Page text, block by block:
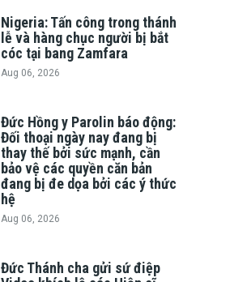
Nigeria: Tấn công trong thánh
lễ và hàng chục người bị bắt
cóc tại bang Zamfara
Aug 06, 2026
Đức Hồng y Parolin báo động:
Đối thoại ngày nay đang bị
thay thế bởi sức mạnh, cần
bảo vệ các quyền căn bản
đang bị đe dọa bởi các ý thức
hệ
Aug 06, 2026
Đức Thánh cha gửi sứ điệp